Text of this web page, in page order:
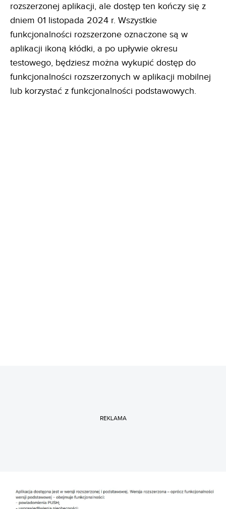
rozszerzonej aplikacji, ale dostęp ten kończy się z
dniem 01 listopada 2024 r. Wszystkie
funkcjonalności rozszerzone oznaczone są w
aplikacji ikoną kłódki, a po upływie okresu
testowego, będziesz można wykupić dostęp do
funkcjonalności rozszerzonych w aplikacji mobilnej
lub korzystać z funkcjonalności podstawowych.
REKLAMA